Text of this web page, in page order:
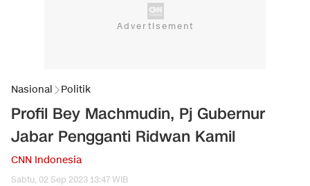
Nasional Politik
Profil Bey Machmudin, Pj Gubernur
Jabar Pengganti Ridwan Kamil
CNN Indonesia
Sabtu, 02 Sep 2023 13:47 WIB